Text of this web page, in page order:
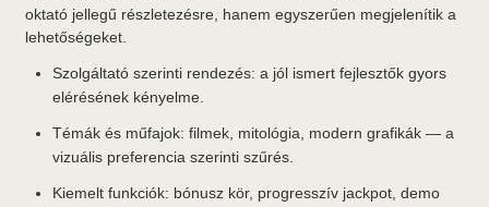
oktató jellegű részletezésre, hanem egyszerűen megjelenítik a
lehetőségeket.
Szolgáltató szerinti rendezés: a jól ismert fejlesztők gyors
elérésének kényelme.
Témák és műfajok: filmek, mitológia, modern grafikák — a
vizuális preferencia szerinti szűrés.
Kiemelt funkciók: bónusz kör, progresszív jackpot, demo